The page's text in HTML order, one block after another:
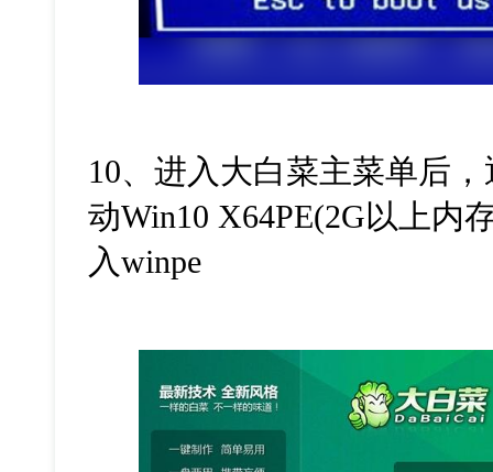
10、进入大白菜主菜单后
动Win10 X64PE(2G以上内
入winpe